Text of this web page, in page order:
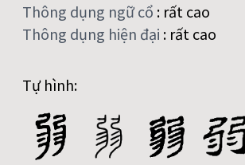
Thông dụng ngữ cổ : rất cao
Thông dụng hiện đại : rất cao
Tự hình: